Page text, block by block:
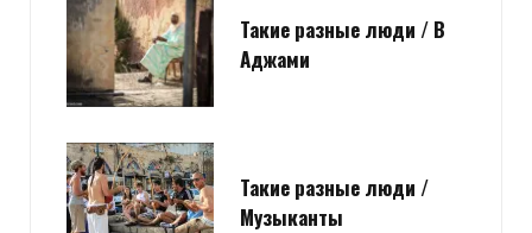
Такие разные люди / В
Аджами
Такие разные люди /
Музыканты